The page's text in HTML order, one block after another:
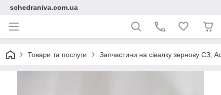
schedraniva.com.ua
Товари та послуги Запчастини на сівалку зернову СЗ,